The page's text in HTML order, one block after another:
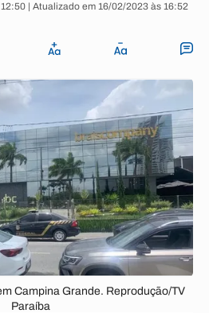
| Atualizado em 16/02/2023 às 16:52
Campina Grande. Reprodução/TV
Paraíba